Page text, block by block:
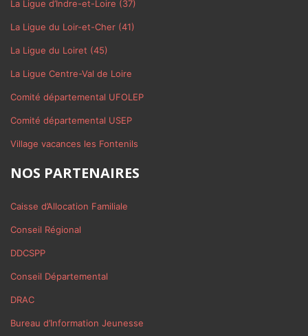
La Ligue d’Indre-et-Loire (37)
La Ligue du Loir-et-Cher (41)
La Ligue du Loiret (45)
La Ligue Centre-Val de Loire
Comité départemental UFOLEP
Comité départemental USEP
Village vacances les Fontenils
NOS PARTENAIRES
Caisse d’Allocation Familiale
Conseil Régional
DDCSPP
Conseil Départemental
DRAC
Bureau d’Information Jeunesse